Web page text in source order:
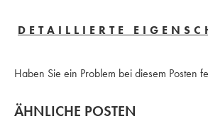
DETAILLIERTE
Haben Sie ein Problem bei diesem Posten
ÄHNLICHE POSTEN